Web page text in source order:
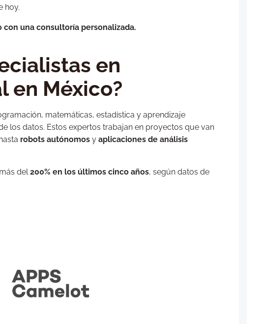
hoy.
una consultoría personalizada.
en
en México?
matemáticas, estadística y aprendizaje
los datos. Estos expertos trabajan en proyectos que van
robots autónomos y aplicaciones de análisis
del200% en los últimos cinco años, según datos de